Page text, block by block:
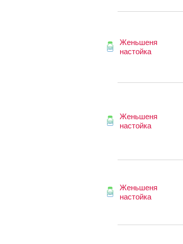
Женьшеня
настойка
Женьшеня
настойка
Женьшеня
настойка